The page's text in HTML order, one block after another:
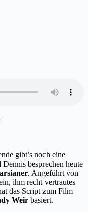
gibt’s noch eine
besprechen heute
. Angeführt von
ihm recht vertrautes
das Script zum Film
Weir basiert.